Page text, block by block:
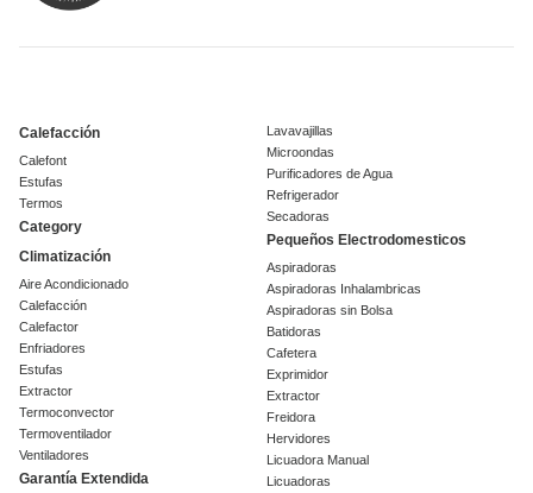
Calefacción
Calefont
Estufas
Termos
Category
Climatización
Aire Acondicionado
Calefacción
Calefactor
Enfriadores
Estufas
Extractor
Termoconvector
Termoventilador
Ventiladores
Garantía Extendida
Lavavajillas
Microondas
Purificadores de Agua
Refrigerador
Secadoras
Pequeños Electrodomesticos
Aspiradoras
Aspiradoras Inhalambricas
Aspiradoras sin Bolsa
Batidoras
Cafetera
Exprimidor
Extractor
Freidora
Hervidores
Licuadora Manual
Licuadoras